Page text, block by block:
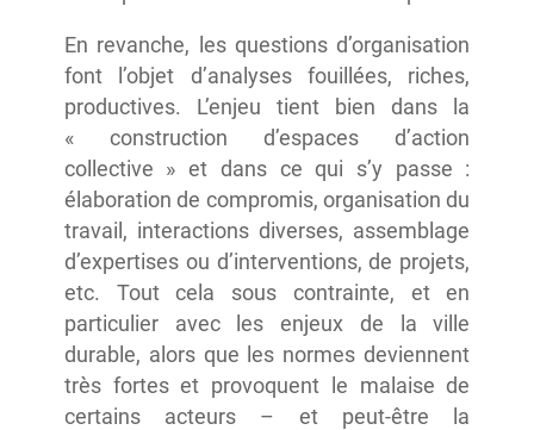
En revanche, les questions d’organisation
font l’objet d’analyses fouillées, riches,
productives. L’enjeu tient bien dans la
« construction d’espaces d’action
collective » et dans ce qui s’y passe :
élaboration de compromis, organisation du
travail, interactions diverses, assemblage
d’expertises ou d’interventions, de projets,
etc. Tout cela sous contrainte, et en
particulier avec les enjeux de la ville
durable, alors que les normes deviennent
très fortes et provoquent le malaise de
certains acteurs – et peut-être la